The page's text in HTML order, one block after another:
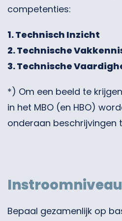
competenties:
1. Technisch Inzicht
2. Technische
3. Technische
*) Om een beeld te
in het MBO (en HBO)
onderaan beschrijvingen
Bepaal gezamenlijk op